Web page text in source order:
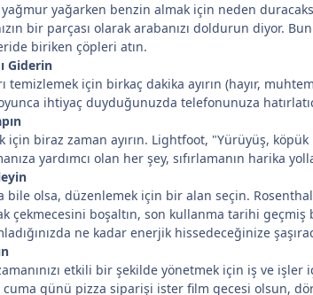
yağarken benzin almak için neden
bir parçası olarak arabanızı doldurun diyor.
biriken çöpleri atın.
Giderin
temizlemek için birkaç dakika ayırın (hayır,
ihtiyaç duyduğunuzda telefonunuza
için biraz zaman ayırın. Lightfoot, "Yürüyüş,
yardımcı olan her şey, sıfırlamanın harika
bile olsa, düzenlemek için bir alan seçin.
çekmecesini boşaltın, son kullanma tarihi geçmiş
ne kadar enerjik hissedeceğinize
etkili bir şekilde yönetmek için iş ve
günü pizza siparişi ister film gecesi olsun,